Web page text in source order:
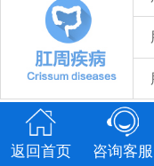
福州医博肛肠医院